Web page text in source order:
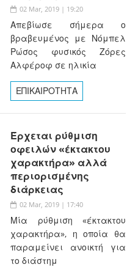
02 Mar, 2019 | 19:20
Απεβίωσε σήμερα ο
βραβευμένος με Νόμπελ
Ρώσος φυσικός Ζόρες
Αλφέροφ σε ηλικία
ΕΠΙΚΑΙΡΟΤΗΤΑ
Έρχεται ρύθμιση
οφειλών «έκτακτου
χαρακτήρα» αλλά
περιορισμένης
διάρκειας
02 Mar, 2019 | 17:40
Μία ρύθμιση «έκτακτου
χαρακτήρα», η οποία θα
παραμείνει ανοικτή για
το διάστημ